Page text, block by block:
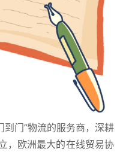
到门”物流的服务商，深耕
，欧洲最大的在线贸易协